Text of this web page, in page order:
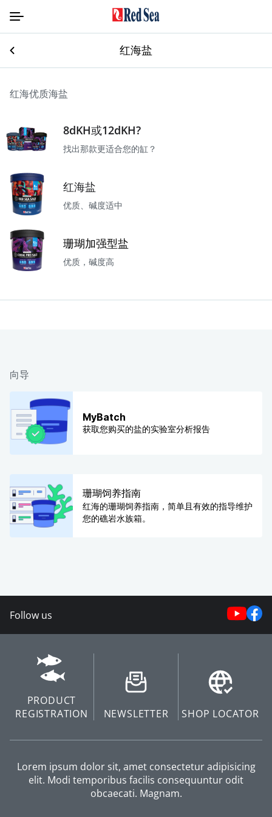
红海盐
红海优质海盐
8dKH或12dKH?
找出那款更适合您的缸？
红海盐
优质、碱度适中
珊瑚加强型盐
优质，碱度高
向导
MyBatch
获取您购买的盐的实验室分析报告
珊瑚饲养指南
红海的珊瑚饲养指南，简单且有效的指导维护
您的礁岩水族箱。
Follow us
PRODUCT
REGISTRATION
NEWSLETTER SHOP LOCATOR
Lorem ipsum dolor sit, amet consectetur adipisicing
elit. Modi temporibus facilis consequuntur odit
obcaecati. Magnam.